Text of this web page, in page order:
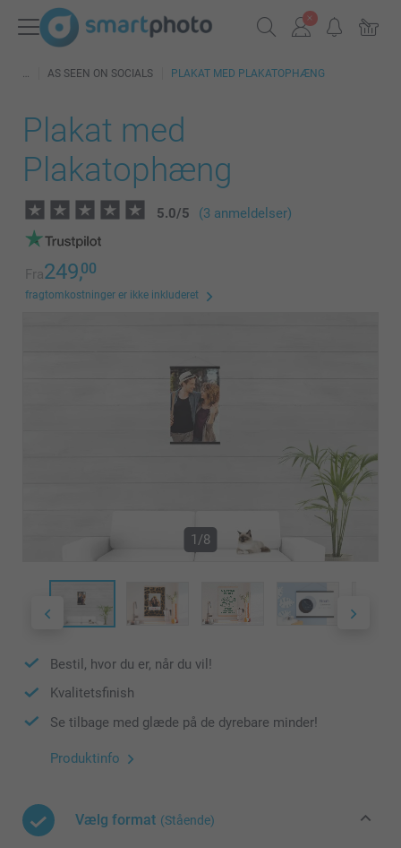
AS SEEN ON SOCIALS PLAKAT MED PLAKATOPHÆNG
Plakat med
Plakatophæng
5.0/5 (3 anmeldelser)
Fra249,00
fragtomkostninger er ikke inkluderet
1/8
Bestil, hvor du er, når du vil!
Kvalitetsfinish
Se tilbage med glæde på de dyrebare minder!
Produktinfo
Vælg format (Stående)